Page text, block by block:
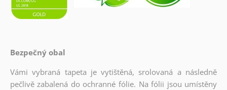
Bezpečný obal
Vámi vybraná tapeta je vytištěná, srolovaná a následně
pečlivě zabalená do ochranné fólie. Na fólii jsou umístěny